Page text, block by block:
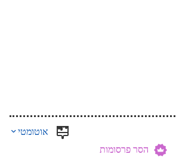
אוטומטי
הסר פרסומות